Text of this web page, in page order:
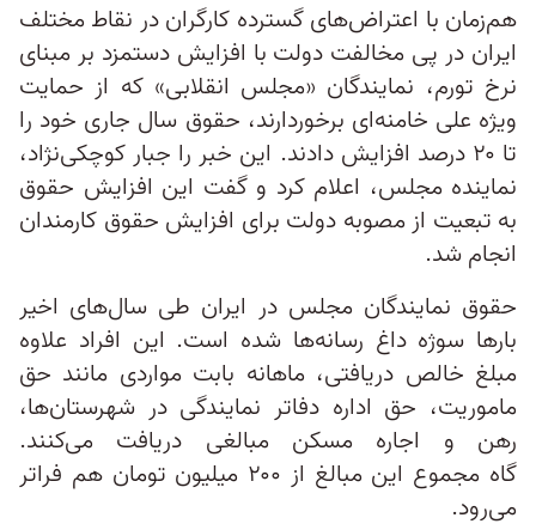
هم‌زمان با اعتراض‌های گسترده کارگران در نقاط مختلف
ایران در پی مخالفت دولت با افزایش دستمزد بر مبنای
نرخ تورم، نمایندگان «مجلس انقلابی» که از حمایت
ویژه علی خامنه‌ای برخوردارند، حقوق سال جاری خود را
تا ۲۰ درصد افزایش دادند. این خبر را جبار کوچکی‌نژاد،
نماینده مجلس، اعلام کرد و گفت این افزایش حقوق
به تبعیت از مصوبه دولت برای افزایش حقوق کارمندان
انجام شد.
حقوق نمایندگان مجلس در ایران طی سال‌های اخیر
بارها سوژه‌ داغ رسانه‌ها شده است. این افراد علاوه
مبلغ خالص دریافتی، ماهانه بابت مواردی مانند حق
ماموریت، حق اداره دفاتر نمایندگی در شهرستان‌ها،
رهن و اجاره مسکن مبالغی دریافت می‌کنند.
گاه مجموع این مبالغ از ۲۰۰ میلیون تومان هم فراتر
می‌رود.